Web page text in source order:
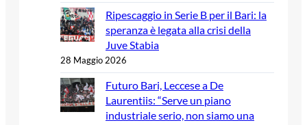
Ripescaggio in Serie B per il Bari: la
speranza è legata alla crisi della
Juve Stabia
28 Maggio 2026
Futuro Bari, Leccese a De
Laurentiis: “Serve un piano
industriale serio, non siamo una